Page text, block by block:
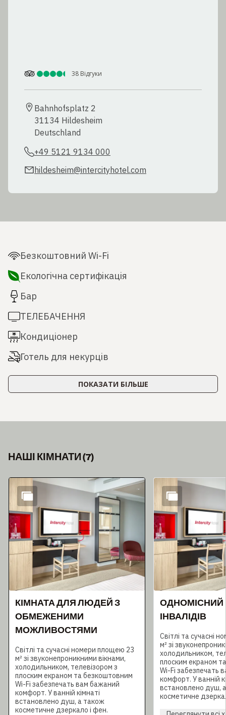
38 Відгуки
Bahnhofsplatz 2
31134 Hildesheim
Deutschland
+49 5121 9134 000
hildesheim@intercityhotel.com
Безкоштовний Wi-Fi
Екологічна сертифікація
Бар
ТЕЛЕБАЧЕННЯ
Кондиціонер
Готель для некурців
ПОКАЗАТИ БІЛЬШЕ
НАШІ КІМНАТИ(7)
Слайд 1 з 7
КІМНАТА ДЛЯ ЛЮДЕЙ З
ОБМЕЖЕНИМИ
МОЖЛИВОСТЯМИ
Світлі та сучасні номери площею 23
м² зі звуконепроникними вікнами,
холодильником, телевізором з
плоским екраном та безкоштовним
Wi-Fi забезпечать вам бажаний
комфорт. У ванній кімнаті
встановлено душ, а також
косметичне дзеркало і фен.
ІНВАЛІДІВ
Світлі та сучасні
м² зі
холодильником,
плоским екраном
Wi-Fi забезпечать
комфорт. У ванній
встановлено душ,
косметичне